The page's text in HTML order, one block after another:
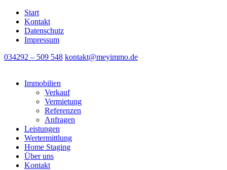
Start
Kontakt
Datenschutz
Impressum
034292 – 509 548 kontakt@meyimmo.de
Immobilien
Verkauf
Vermietung
Referenzen
Anfragen
Leistungen
Wertermittlung
Home Staging
Über uns
Kontakt